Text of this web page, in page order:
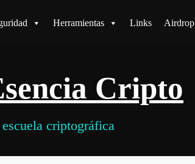
Herramientas Links Airdrop
Cripto
criptográfica